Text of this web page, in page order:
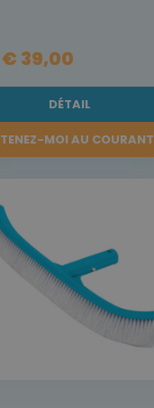
€ 39,00
DÉTAIL
TENEZ-MOI AU COURANT